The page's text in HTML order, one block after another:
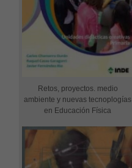
Retos, proyectos. medio
ambiente y nuevas tecnoplogías
en Educación Física